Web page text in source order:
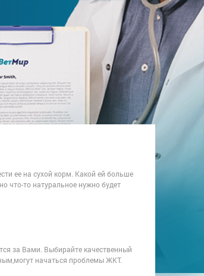
ее на сухой корм. Какой ей больше
что-то натуральное нужно будет
за Вами. Выбирайте качественный
начаться проблемы ЖКТ.